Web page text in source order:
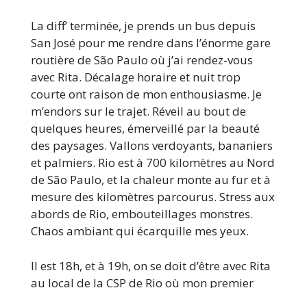
La diff’ terminée, je prends un bus depuis
San José pour me rendre dans l’énorme gare
routière de São Paulo où j’ai rendez-vous
avec Rita. Décalage horaire et nuit trop
courte ont raison de mon enthousiasme. Je
m’endors sur le trajet. Réveil au bout de
quelques heures, émerveillé par la beauté
des paysages. Vallons verdoyants, bananiers
et palmiers. Rio est à 700 kilomètres au Nord
de São Paulo, et la chaleur monte au fur et à
mesure des kilomètres parcourus. Stress aux
abords de Rio, embouteillages monstres.
Chaos ambiant qui écarquille mes yeux.
Il est 18h, et à 19h, on se doit d’être avec Rita
au local de la CSP de Rio où mon premier